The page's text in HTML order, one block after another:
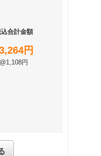
合計金額
円
@1,108円